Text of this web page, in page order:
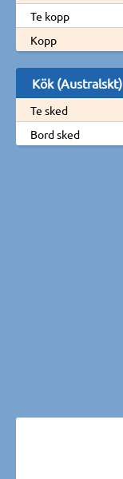
Te kopp
Kopp
Kök (Australskt)
Te sked
Bord sked